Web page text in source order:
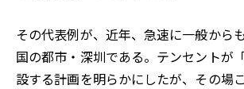
その代表例が、近年、急速に一般から
国の都市・深圳である。テンセントが
設する計画を明らかにしたが、その場